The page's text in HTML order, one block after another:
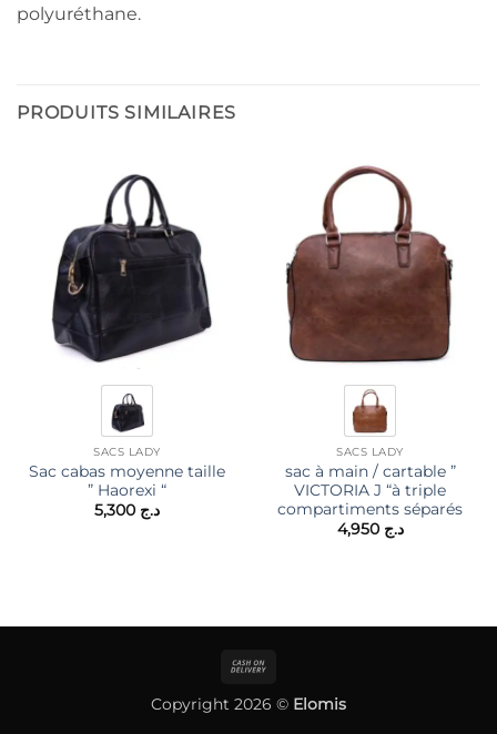
polyuréthane.
PRODUITS SIMILAIRES
SACS LADY
Sac cabas moyenne taille
” Haorexi “
د.ج
SACS LADY
sac à main / cartable ”
VICTORIA J “à triple
compartiments séparés
د.ج 4,950
Delivery
Copyright 2026 © Elomis